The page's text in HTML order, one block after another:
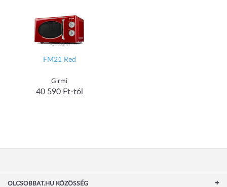
FM21 Red
Girmi
40 590 Ft-tól
OLCSOBBAT.HU KÖZÖSSÉG